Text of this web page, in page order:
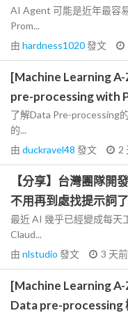
AI Agent 可能是近年最容
Prom...
由 hardness1020發文
[Machine Learning
pre-processing with
了解Data Pre-processing
的...
由 duckravel48 發文 2
【分享】台灣團隊開
不用再到處找提示詞了
最近 AI 幾乎已經變成每天
Claud...
由 nlstudio 發文 3 天前
[Machine Learning A-
Data pre-processing